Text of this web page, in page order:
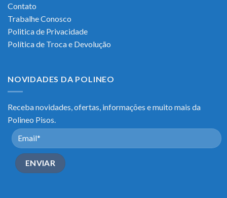
Contato
Trabalhe Conosco
Politica de Privacidade
Política de Troca e Devolução
NOVIDADES DA POLINEO
Receba novidades, ofertas, informações e muito mais da
Polineo Pisos.